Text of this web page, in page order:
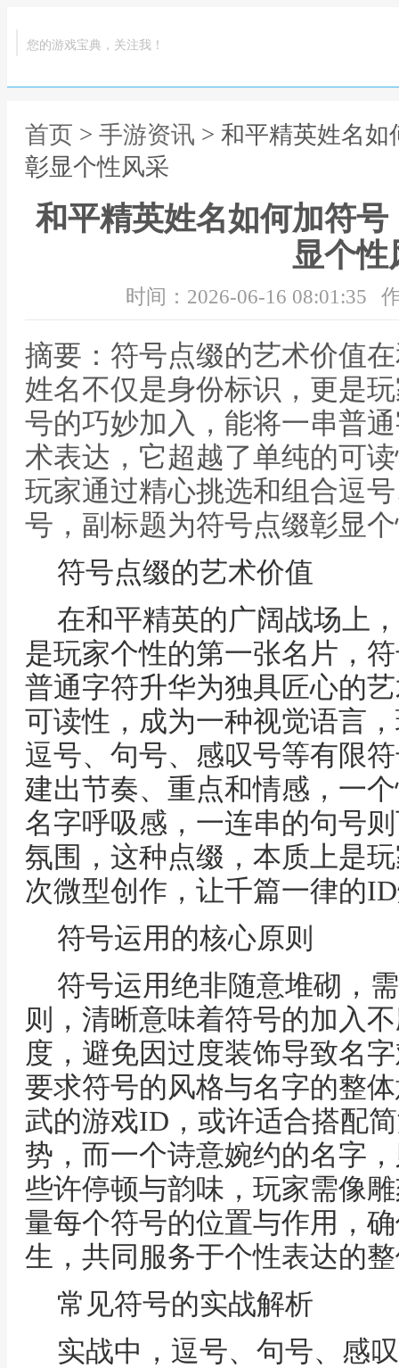
您的游戏宝典，关注我！
首页 > 手游资讯 > 和平精英姓名
彰显个性风采
和平精英姓名如何加符
显个性
时间：2026-06-16 08:01:35
摘要：符号点缀的艺术价值
姓名不仅是身份标识，更是
号的巧妙加入，能将一串普
术表达，它超越了单纯的可
玩家通过精心挑选和组合逗
号，副标题为符号点缀彰显
符号点缀的艺术价值
在和平精英的广阔战场上
是玩家个性的第一张名片，
普通字符升华为独具匠心的
可读性，成为一种视觉语言
逗号、句号、感叹号等有限
建出节奏、重点和情感，一
名字呼吸感，一连串的句号
氛围，这种点缀，本质上是
次微型创作，让千篇一律的
符号运用的核心原则
符号运用绝非随意堆砌，
则，清晰意味着符号的加入
度，避免因过度装饰导致名
要求符号的风格与名字的整
武的游戏ID，或许适合搭配
势，而一个诗意婉约的名字
些许停顿与韵味，玩家需像
量每个符号的位置与作用，
生，共同服务于个性表达的
常见符号的实战解析
实战中，逗号、句号、感